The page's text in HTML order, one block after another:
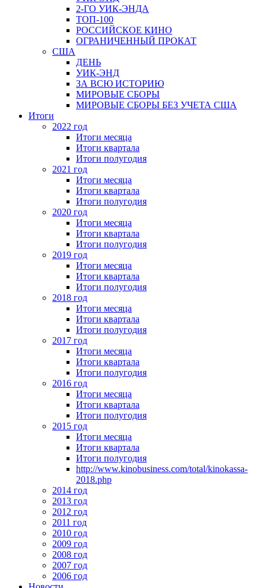
2-ГО УИК-ЭНДА
ТОП-100
РОССИЙСКОЕ КИНО
ОГРАНИЧЕННЫЙ ПРОКАТ
США
ДЕНЬ
УИК-ЭНД
ЗА ВСЮ ИСТОРИЮ
МИРОВЫЕ СБОРЫ
МИРОВЫЕ СБОРЫ БЕЗ УЧЕТА США
Итоги
2022 год
Итоги месяца
Итоги квартала
Итоги полугодия
2021 год
Итоги месяца
Итоги квартала
Итоги полугодия
2020 год
Итоги месяца
Итоги квартала
Итоги полугодия
2019 год
Итоги месяца
Итоги квартала
Итоги полугодия
2018 год
Итоги месяца
Итоги квартала
Итоги полугодия
2017 год
Итоги месяца
Итоги квартала
Итоги полугодия
2016 год
Итоги месяца
Итоги квартала
Итоги полугодия
2015 год
Итоги месяца
Итоги квартала
Итоги полугодия
http://www.kinobusiness.com/total/kinokassa-
2018.php
2014 год
2013 год
2012 год
2011 год
2010 год
2009 год
2008 год
2007 год
2006 год